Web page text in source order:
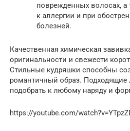
поврежденных волосах, а
к аллергии и при
болезней.
Качественная химическая
оригинальности и свежести
Стильные кудряшки способны
романтичный образ.
подобрать к любому наряду и
https://youtube.com/